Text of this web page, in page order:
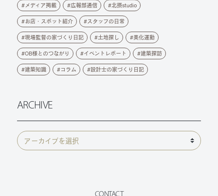
メディア掲載 広報部通信 北摂studio
お店・スポット紹介 スタッフの日常
現場監督の家づくり日記 土地探し 美化運動
OB様とのつながり イベントレポート 建築探訪
建築知識 コラム 設計士の家づくり日記
ARCHIVE
CONTACT